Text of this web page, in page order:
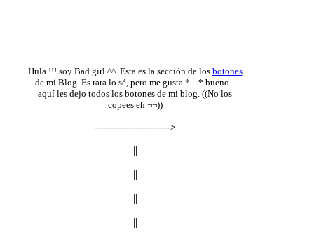
Hula !!! soy Bad girl ^^. Esta es la sección de los botones
de mi Blog. Es rara lo sé, pero me gusta *---* bueno...
aquí les dejo todos los botones de mi blog. ((No los
copees eh ¬¬))
--------------------------->
||
||
||
||